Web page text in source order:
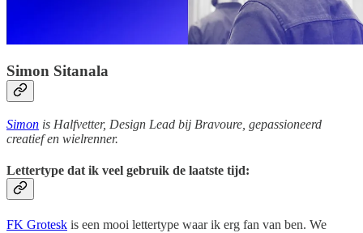
Simon Sitanala
Simon is Halfvetter, Design Lead bij Bravoure, gepassioneerd
creatief en wielrenner.
Lettertype dat ik veel gebruik de laatste tijd:
FK Grotesk is een mooi lettertype waar ik erg fan van ben. We